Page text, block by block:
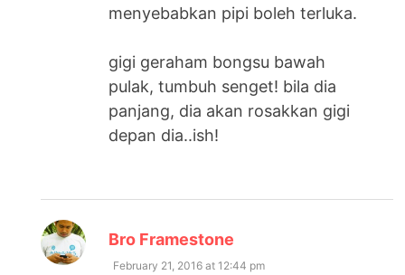
menyebabkan pipi boleh terluka.
gigi geraham bongsu bawah
pulak, tumbuh senget! bila dia
panjang, dia akan rosakkan gigi
depan dia..ish!
Bro Framestone
February 21, 2016 at 12:44 pm